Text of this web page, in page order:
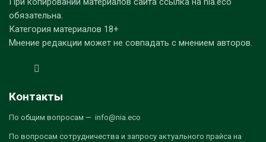
обязательна.
Категория материалов 18+
Мнение редакции может не совпадать с мнением авторов.
Контакты
По общим вопросам — info@nia.eco
По вопросам сотрудничества и запросу актуального прайса на